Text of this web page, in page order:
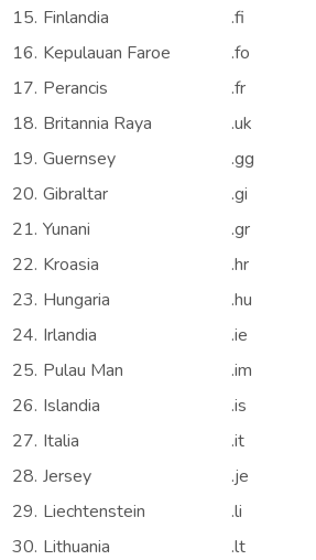
15. Finlandia
.fi
16. Kepulauan Faroe
.fo
17. Perancis
.fr
18. Britannia Raya
.uk
19. Guernsey
.gg
20. Gibraltar
.gi
21. Yunani
.gr
22. Kroasia
.hr
23. Hungaria
.hu
24. Irlandia
.ie
25. Pulau Man
.im
26. Islandia
.is
27. Italia
.it
28. Jersey
.je
29. Liechtenstein
.li
30. Lithuania
.lt